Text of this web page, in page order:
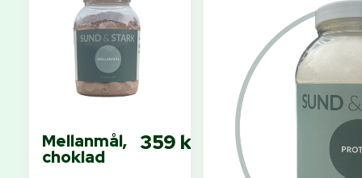
Mellanmål,
choklad
359 kr
Slut i lager
I lager